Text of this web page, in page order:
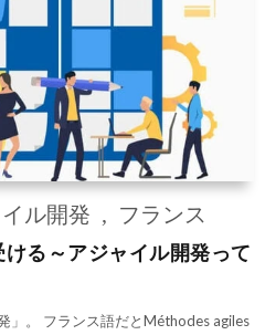
ル開発 フランス
る～アジャイル開発って
」。 フランス語だとMéthodes agiles